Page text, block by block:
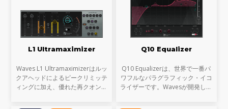
L1 Ultramaximizer
Waves L1 Ultramaximizerはルッ
クアヘッドによるピークリミッテ
ィングに加え、優れた再クオンタ
Q10 Equalizer
Q10 Equalizerは、世界で一番パ
ワフルなパラグラフィック・イコ
ライザーです。Wavesが開発した